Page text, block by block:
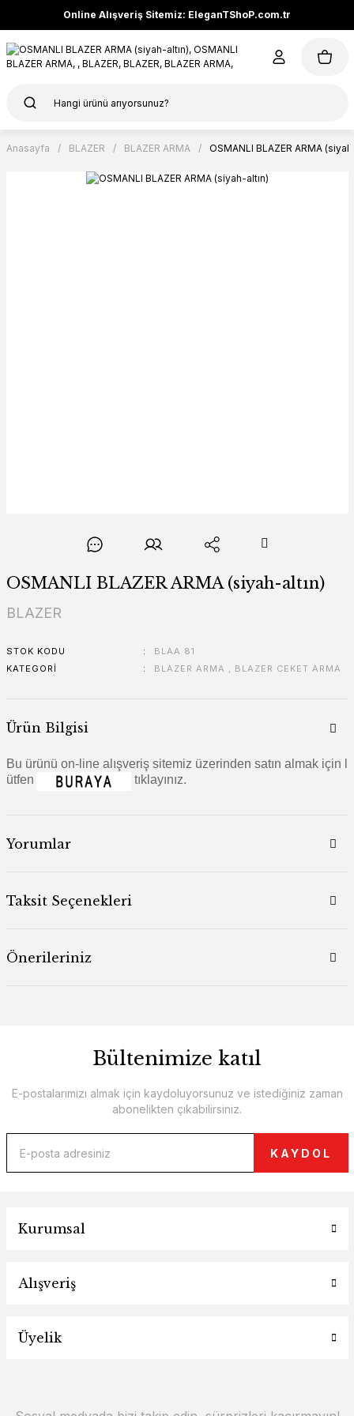
Online Alışveriş Sitemiz: EleganTShoP.com.tr
Anasayfa BLAZER BLAZER ARMA OSMANLI BLAZER ARMA
OSMANLI BLAZER ARMA (siyah-altın)
BLAZER
STOK KODU
BLAA 81
KATEGORI
BLAZER ARMA , BLAZER CEKET ARMA
Ürün Bilgisi
Bu ürünü on-line alışveriş sitemiz üzerinden satın almak için l
ütfen
tıklayınız.
Yorumlar
Taksit Seçenekleri
Önerileriniz
Bültenimize katıl
E-postalarımızı almak için kaydoluyorsunuz ve istediğiniz zaman
abonelikten çıkabilirsiniz.
KAYDOL
Kurumsal
Alışveriş
Üyelik